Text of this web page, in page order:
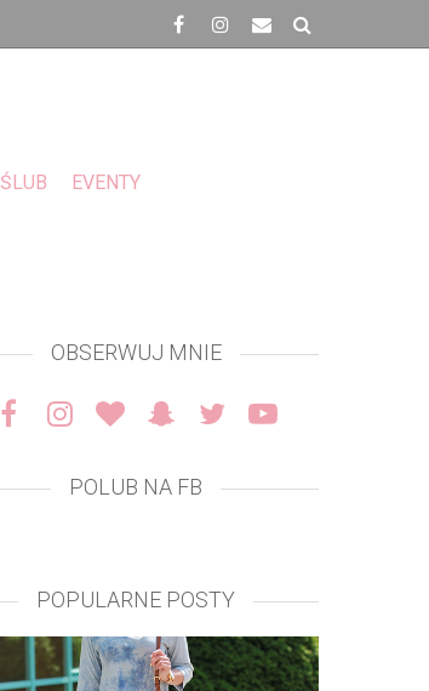
ŚLUB EVENTY
OBSERWUJ MNIE
POLUB NA FB
POPULARNE POSTY